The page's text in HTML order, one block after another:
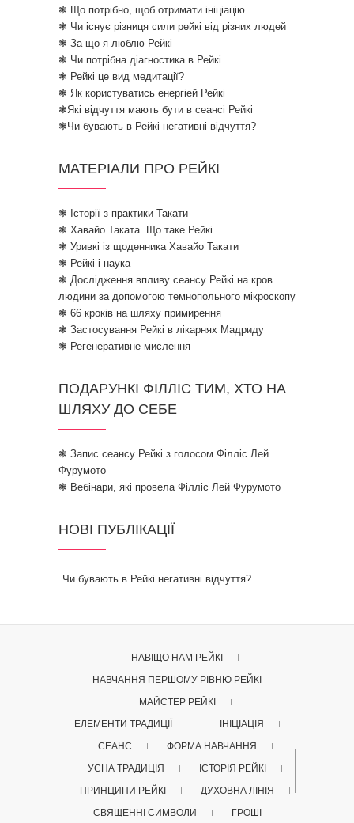
❃ Що потрібно, щоб отримати ініціацію
❃ Чи існує різниця сили рейкі від різних людей
❃ За що я люблю Рейкі
❃ Чи потрібна діагностика в Рейкі
❃ Рейкі це вид медитації?
❃ Як користуватись енергіей Рейкі
❃Які відчуття мають бути в сеансі Рейкі
❃Чи бувають в Рейкі негативні відчуття?
МАТЕРІАЛИ ПРО РЕЙКІ
❃ Історії з практики Такати
❃ Хавайо Таката. Що таке Рейкі
❃ Уривкі із щоденника Хавайо Такати
❃ Рейкі і наука
❃ Дослідження впливу сеансу Рейкі на кров
людини за допомогою темнопольного мікроскопу
❃ 66 кроків на шляху примирення
❃ Застосування Рейкі в лікарнях Мадриду
❃ Регенеративне мислення
ПОДАРУНКІ ФІЛЛІС ТИМ, ХТО НА
ШЛЯХУ ДО СЕБЕ
❃ Запис сеансу Рейкі з голосом Філліс Лей
Фурумото
❃ Вебінари, які провела Філліс Лей Фурумото
НОВІ ПУБЛІКАЦІЇ
Чи бувають в Рейкі негативні відчуття?
НАВІЩО НАМ РЕЙКІ
НАВЧАННЯ ПЕРШОМУ РІВНЮ РЕЙКІ
МАЙСТЕР РЕЙКІ
ЕЛЕМЕНТИ ТРАДИЦІЇ
ІНІЦІАЦІЯ
СЕАНС
ФОРМА НАВЧАННЯ
УСНА ТРАДИЦІЯ
ІСТОРІЯ РЕЙКІ
ПРИНЦИПИ РЕЙКІ
ДУХОВНА ЛІНІЯ
СВЯЩЕННІ СИМВОЛИ
ГРОШІ